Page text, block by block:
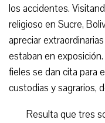
los accidentes.
religioso en Sucre,
apreciar
estaban en
fieles se dan cita para
custodias y sagrarios,
Resulta que tres